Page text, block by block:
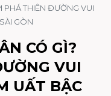
PHÁ THIÊN ĐƯỜNG VUI
GÒN
CÓ GÌ?
VUI
UẤT BẬC